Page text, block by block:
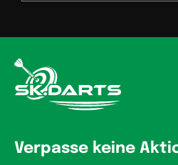
Verpasse keine